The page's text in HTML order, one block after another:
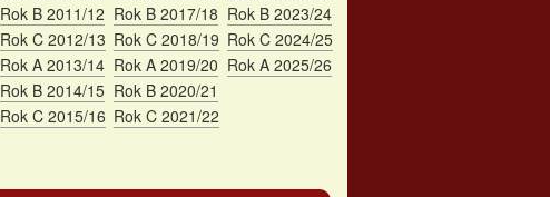
Rok B 2011/12
Rok C 2012/13
Rok A 2013/14
Rok B 2014/15
Rok C 2015/16
Rok B 2017/18
Rok C 2018/19
Rok A 2019/20
Rok B 2020/21
Rok C 2021/22
Rok B 2023/24
Rok C 2024/25
Rok A 2025/26